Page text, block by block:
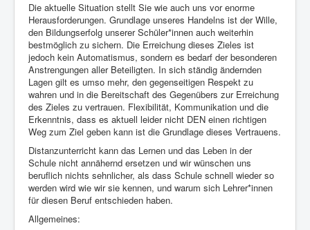
Die aktuelle Situation stellt Sie wie auch uns vor enorme
Herausforderungen. Grundlage unseres Handelns ist der Wille,
den Bildungserfolg unserer Schüler*innen auch weiterhin
bestmöglich zu sichern. Die Erreichung dieses Zieles ist
jedoch kein Automatismus, sondern es bedarf der besonderen
Anstrengungen aller Beteiligten. In sich ständig ändernden
Lagen gilt es umso mehr, den gegenseitigen Respekt zu
wahren und in die Bereitschaft des Gegenübers zur Erreichung
des Zieles zu vertrauen. Flexibilität, Kommunikation und die
Erkenntnis, dass es aktuell leider nicht DEN einen richtigen
Weg zum Ziel geben kann ist die Grundlage dieses Vertrauens.
Distanzunterricht kann das Lernen und das Leben in der
Schule nicht annähernd ersetzen und wir wünschen uns
beruflich nichts sehnlicher, als dass Schule schnell wieder so
werden wird wie wir sie kennen, und warum sich Lehrer*innen
für diesen Beruf entschieden haben.
Allgemeines: